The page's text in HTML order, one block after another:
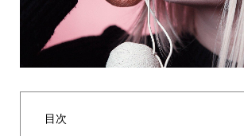
目次